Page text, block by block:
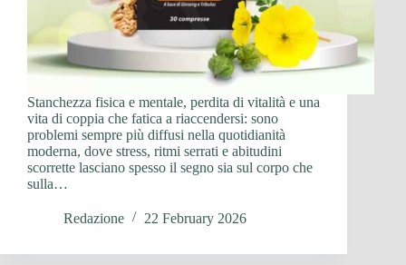
Stanchezza fisica e mentale, perdita di vitalità e una
vita di coppia che fatica a riaccendersi: sono
problemi sempre più diffusi nella quotidianità
moderna, dove stress, ritmi serrati e abitudini
scorrette lasciano spesso il segno sia sul corpo che
sulla…
Redazione 22 February 2026